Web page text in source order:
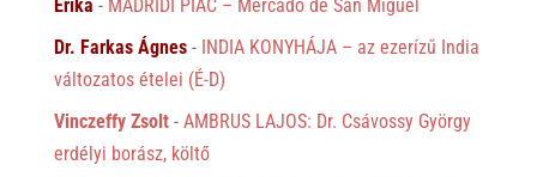
Erika - MADRIDI PIAC – Mercado de San Miguel
Dr. Farkas Ágnes- INDIA KONYHÁJA – az ezerízű India
változatos ételei (É-D)
Vinczeffy Zsolt- AMBRUS LAJOS: Dr. Csávossy György
erdélyi borász, költő